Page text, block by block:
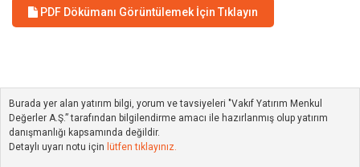
PDF Dökümanı Görüntülemek İçin Tıklayın
Burada yer alan yatırım bilgi, yorum ve tavsiyeleri "Vakıf Yatırım Menkul
Değerler A.Ş.” tarafından bilgilendirme amacı ile hazırlanmış olup yatırım
danışmanlığı kapsamında değildir.
Detaylı uyarı notu için lütfen tıklayınız.